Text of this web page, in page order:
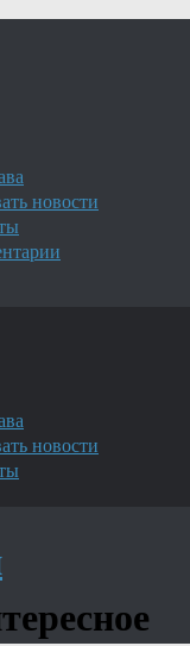
новости
новости